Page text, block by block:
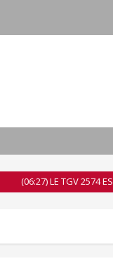
(06:27) LE TGV 2574